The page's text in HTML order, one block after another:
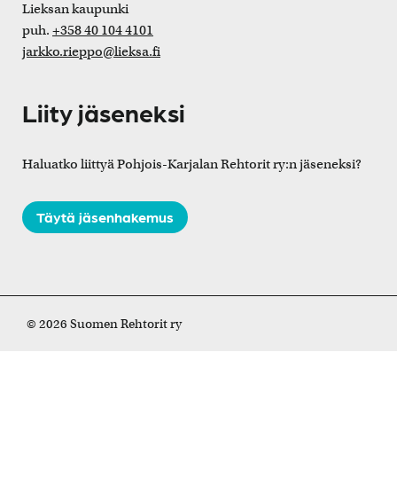
Lieksan kaupunki
puh. +358 40 104 4101
jarkko.rieppo@lieksa.fi
Liity jäseneksi
Haluatko liittyä Pohjois-Karjalan Rehtorit ry:n jäseneksi?
Täytä jäsenhakemus
© 2026 Suomen Rehtorit ry